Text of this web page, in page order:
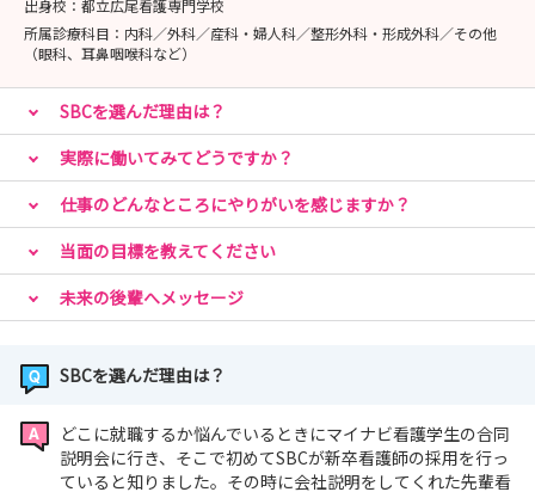
【Mission〈0〉】＼「看護師＝病院」だけじゃない！新
しいキャリアを知る／
【お仕事体験】美容看護師のお仕事をリアルに体験しよ
う！実際に脱毛照射や美容医療の看護を体験できます
🌸高校生限定🌸
【お仕事体験】美容看護師のお仕事をリアルに体験しよ
う！実際に脱毛照射や美容医療の看護を体験できます
さい✨
出身校： 都立広尾看護専門学校
所属診療科目： 内科／外科／産科・婦人科／整形外科・形成外科／その他
（眼科、耳鼻咽喉科など）
SBCを選んだ理由は？
実際に働いてみてどうですか？
仕事のどんなところにやりがいを感じますか？
当面の目標を教えてください
未来の後輩へメッセージ
SBCを選んだ理由は？
どこに就職するか悩んでいるときにマイナビ看護学生の合同
説明会に行き、そこで初めてSBCが新卒看護師の採用を行っ
ていると知りました。その時に会社説明をしてくれた先輩看